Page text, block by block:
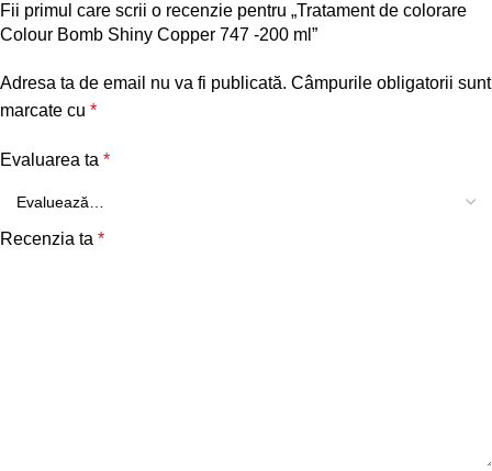
Fii primul care scrii o recenzie pentru „Tratament de colorare
Colour Bomb Shiny Copper 747 -200 ml”
Adresa ta de email nu va fi publicată. Câmpurile obligatorii sunt
marcate cu *
Evaluarea ta *
Recenzia ta *